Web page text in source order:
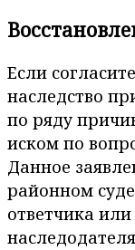
Если
наследство
по ряду
иском по
Данное
районном
ответчика